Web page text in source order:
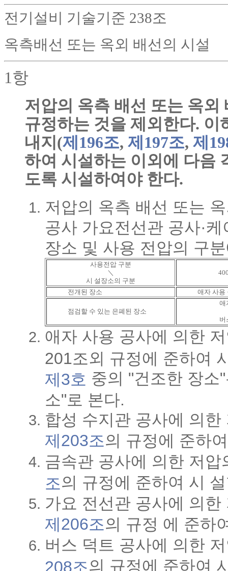
전기설비 기술기준 238조
옥측배선 또는 옥외 배선의 시설
1항
저압의 옥측 배선 또는 옥외
규정하는 것을 제외한다.
내지(제196조, 제197조, 제
하여 시설하는 이외에 다음
도록 시설하여야 한다.
저압의 옥측 배선 또는
공사 가요전선관 공사·
장소 및 사용 전압의 구
사용전압 구분
＼
시 설장소의 구분
전개된 장소 애자 사용
점검할 수 있는 은폐된 장소
애
버
애자 사용 공사에 의한
201조외 규정에 준하여
제3호 중의 "건조한 장소
소"로 본다.
합성 수지관 공사에 의
제203조의 규정에 준하
금속관 공사에 의한 저
조의 규정에 준하여 시
가요 전선관 공사에 의
제206조의 규정 에 준하
버스 덕트 공사에 의한
208조의 규정에 준하여